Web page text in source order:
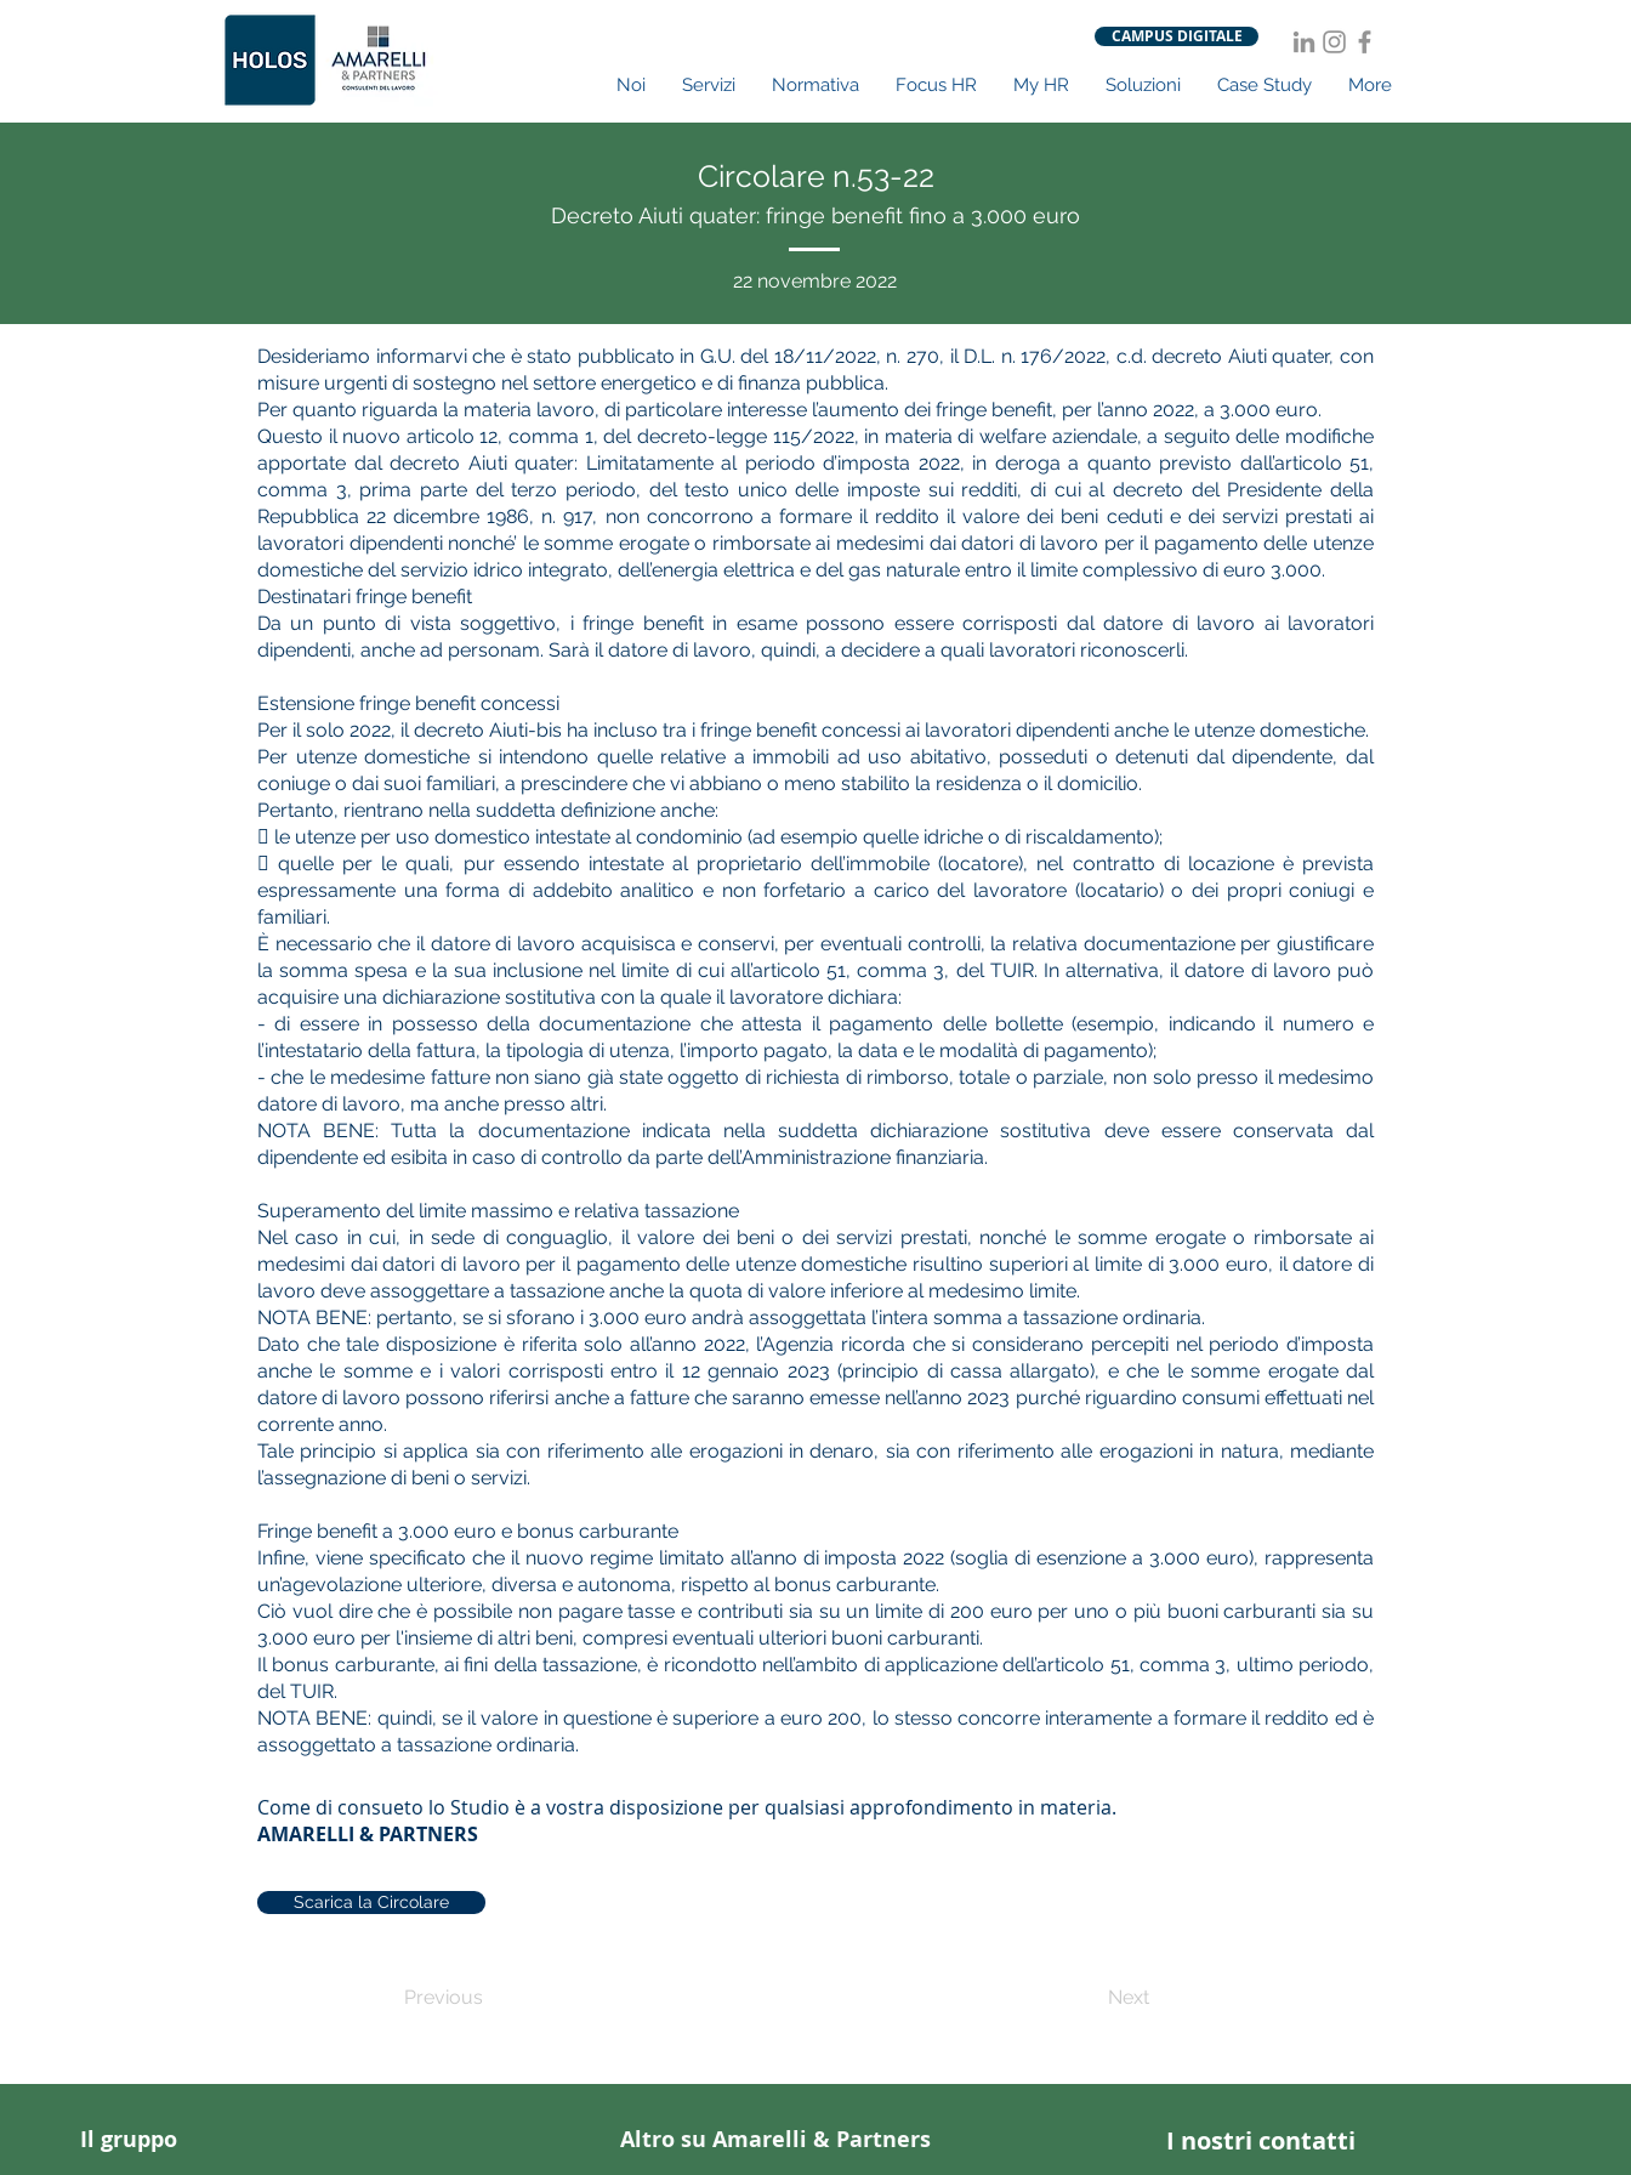
CAMPUS DIGITALE
Noi Servizi Normativa Focus HR My HR Soluzioni Case Study More
Circolare n.53-22
Decreto Aiuti quater: fringe benefit fino a 3.000 euro
22 novembre 2022
Desideriamo informarvi che è stato pubblicato in G.U. del 18/11/2022, n. 270, il D.L. n. 176/2022, c.d. decreto Aiuti quater, con
misure urgenti di sostegno nel settore energetico e di finanza pubblica.
Per quanto riguarda la materia lavoro, di particolare interesse l’aumento dei fringe benefit, per l’anno 2022, a 3.000 euro.
Questo il nuovo articolo 12, comma 1, del decreto-legge 115/2022, in materia di welfare aziendale, a seguito delle modifiche
apportate dal decreto Aiuti quater: Limitatamente al periodo d’imposta 2022, in deroga a quanto previsto dall’articolo 51,
comma 3, prima parte del terzo periodo, del testo unico delle imposte sui redditi, di cui al decreto del Presidente della
Repubblica 22 dicembre 1986, n. 917, non concorrono a formare il reddito il valore dei beni ceduti e dei servizi prestati ai
lavoratori dipendenti nonché’ le somme erogate o rimborsate ai medesimi dai datori di lavoro per il pagamento delle utenze
domestiche del servizio idrico integrato, dell’energia elettrica e del gas naturale entro il limite complessivo di euro 3.000.
Destinatari fringe benefit
Da un punto di vista soggettivo, i fringe benefit in esame possono essere corrisposti dal datore di lavoro ai lavoratori
dipendenti, anche ad personam. Sarà il datore di lavoro, quindi, a decidere a quali lavoratori riconoscerli.
Estensione fringe benefit concessi
Per il solo 2022, il decreto Aiuti-bis ha incluso tra i fringe benefit concessi ai lavoratori dipendenti anche le utenze domestiche.
Per utenze domestiche si intendono quelle relative a immobili ad uso abitativo, posseduti o detenuti dal dipendente, dal
coniuge o dai suoi familiari, a prescindere che vi abbiano o meno stabilito la residenza o il domicilio.
Pertanto, rientrano nella suddetta definizione anche:
 le utenze per uso domestico intestate al condominio (ad esempio quelle idriche o di riscaldamento);
 quelle per le quali, pur essendo intestate al proprietario dell’immobile (locatore), nel contratto di locazione è prevista
espressamente una forma di addebito analitico e non forfetario a carico del lavoratore (locatario) o dei propri coniugi e
familiari.
È necessario che il datore di lavoro acquisisca e conservi, per eventuali controlli, la relativa documentazione per giustificare
la somma spesa e la sua inclusione nel limite di cui all’articolo 51, comma 3, del TUIR. In alternativa, il datore di lavoro può
acquisire una dichiarazione sostitutiva con la quale il lavoratore dichiara:
- di essere in possesso della documentazione che attesta il pagamento delle bollette (esempio, indicando il numero e
l’intestatario della fattura, la tipologia di utenza, l’importo pagato, la data e le modalità di pagamento);
- che le medesime fatture non siano già state oggetto di richiesta di rimborso, totale o parziale, non solo presso il medesimo
datore di lavoro, ma anche presso altri.
NOTA BENE: Tutta la documentazione indicata nella suddetta dichiarazione sostitutiva deve essere conservata dal
dipendente ed esibita in caso di controllo da parte dell’Amministrazione finanziaria.
Superamento del limite massimo e relativa tassazione
Nel caso in cui, in sede di conguaglio, il valore dei beni o dei servizi prestati, nonché le somme erogate o rimborsate ai
medesimi dai datori di lavoro per il pagamento delle utenze domestiche risultino superiori al limite di 3.000 euro, il datore di
lavoro deve assoggettare a tassazione anche la quota di valore inferiore al medesimo limite.
NOTA BENE: pertanto, se si sforano i 3.000 euro andrà assoggettata l’intera somma a tassazione ordinaria.
Dato che tale disposizione è riferita solo all’anno 2022, l’Agenzia ricorda che si considerano percepiti nel periodo d’imposta
anche le somme e i valori corrisposti entro il 12 gennaio 2023 (principio di cassa allargato), e che le somme erogate dal
datore di lavoro possono riferirsi anche a fatture che saranno emesse nell’anno 2023 purché riguardino consumi effettuati nel
corrente anno.
Tale principio si applica sia con riferimento alle erogazioni in denaro, sia con riferimento alle erogazioni in natura, mediante
l’assegnazione di beni o servizi.
Fringe benefit a 3.000 euro e bonus carburante
Infine, viene specificato che il nuovo regime limitato all’anno di imposta 2022 (soglia di esenzione a 3.000 euro), rappresenta
un’agevolazione ulteriore, diversa e autonoma, rispetto al bonus carburante.
Ciò vuol dire che è possibile non pagare tasse e contributi sia su un limite di 200 euro per uno o più buoni carburanti sia su
3.000 euro per l'insieme di altri beni, compresi eventuali ulteriori buoni carburanti.
Il bonus carburante, ai fini della tassazione, è ricondotto nell’ambito di applicazione dell’articolo 51, comma 3, ultimo periodo,
del TUIR.
NOTA BENE: quindi, se il valore in questione è superiore a euro 200, lo stesso concorre interamente a formare il reddito ed è
assoggettato a tassazione ordinaria.
Come di consueto lo Studio è a vostra disposizione per qualsiasi approfondimento in materia.
AMARELLI & PARTNERS
Scarica la Circolare
Previous Next
Il gruppo Altro su Amarelli & Partners I nostri contatti